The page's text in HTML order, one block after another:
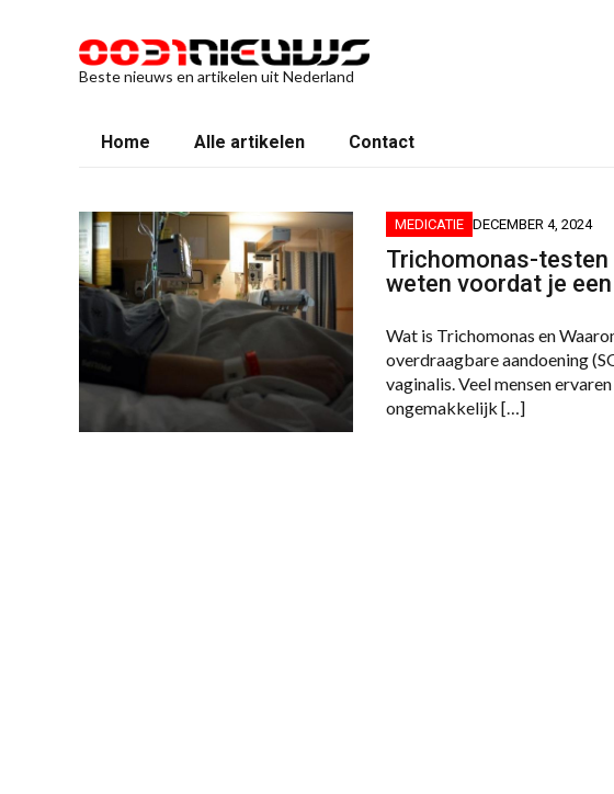
Beste nieuws en artikelen uit Nederland
Home Alle artikelen Contact
MEDICATIE DECEMBER 4, 2024
Trichomonas-testen
weten voordat je
Wat is Trichomonas en
overdraagbare aandoening
vaginalis. Veel mensen
ongemakkelijk […]